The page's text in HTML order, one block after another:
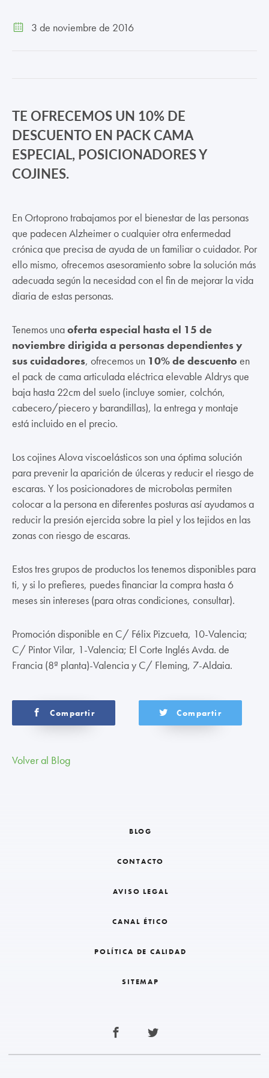
3 de noviembre de 2016
TE OFRECEMOS UN 10% DE
DESCUENTO EN PACK CAMA
ESPECIAL, POSICIONADORES Y
COJINES.
En Ortoprono trabajamos por el bienestar de las personas
que padecen Alzheimer o cualquier otra enfermedad
crónica que precisa de ayuda de un familiar o cuidador. Por
ello mismo, ofrecemos asesoramiento sobre la solución más
adecuada según la necesidad con el fin de mejorar la vida
diaria de estas personas.
Tenemos unaoferta especial hasta el 15 de
noviembre dirigida a personas dependientes y
sus cuidadores, ofrecemos un 10% de descuento en
el pack de cama articulada eléctrica elevable Aldrys que
baja hasta 22cm del suelo (incluye somier, colchón,
cabecero/piecero y barandillas), la entrega y montaje
está incluido en el precio.
Los cojines Alova viscoelásticos son una óptima solución
para prevenir la aparición de úlceras y reducir el riesgo de
escaras. Y los posicionadores de microbolas permiten
colocar a la persona en diferentes posturas así ayudamos a
reducir la presión ejercida sobre la piel y los tejidos en las
zonas con riesgo de escaras.
Estos tres grupos de productos los tenemos disponibles para
ti, y si lo prefieres, puedes financiar la compra hasta 6
meses sin intereses (para otras condiciones, consultar).
Promoción disponible en C/ Félix Pizcueta, 10-Valencia;
C/ Pintor Vilar, 1-Valencia; El Corte Inglés Avda. de
Francia (8ª planta)-Valencia y C/ Fleming, 7-Aldaia.
Compartir Compartir
Volver al Blog
BLOG
CONTACTO
AVISO LEGAL
CANAL ÉTICO
POLÍTICA DE CALIDAD
SITEMAP